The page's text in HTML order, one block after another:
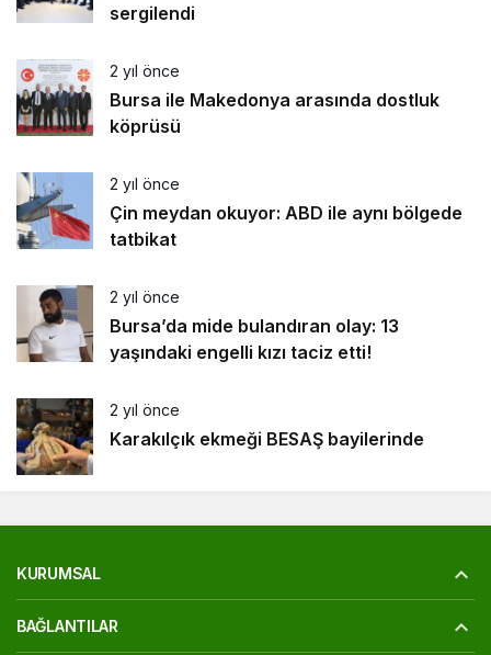
sergilendi
2 yıl önce
Bursa ile Makedonya arasında dostluk
köprüsü
2 yıl önce
Çin meydan okuyor: ABD ile aynı bölgede
tatbikat
2 yıl önce
Bursa’da mide bulandıran olay: 13
yaşındaki engelli kızı taciz etti!
2 yıl önce
Karakılçık ekmeği BESAŞ bayilerinde
KURUMSAL
BAĞLANTILAR